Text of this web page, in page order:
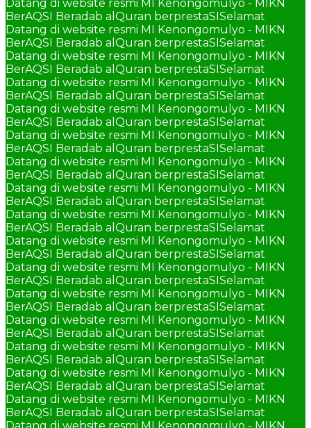
Datang di website resmi MI Kenongomulyo - MIKN
BerAQSI Beradab alQuran berprestaSISelamat
Datang di website resmi MI Kenongomulyo - MIKN
BerAQSI Beradab alQuran berprestaSISelamat
Datang di website resmi MI Kenongomulyo - MIKN
BerAQSI Beradab alQuran berprestaSISelamat
Datang di website resmi MI Kenongomulyo - MIKN
BerAQSI Beradab alQuran berprestaSISelamat
Datang di website resmi MI Kenongomulyo - MIKN
BerAQSI Beradab alQuran berprestaSISelamat
Datang di website resmi MI Kenongomulyo - MIKN
BerAQSI Beradab alQuran berprestaSISelamat
Datang di website resmi MI Kenongomulyo - MIKN
BerAQSI Beradab alQuran berprestaSISelamat
Datang di website resmi MI Kenongomulyo - MIKN
BerAQSI Beradab alQuran berprestaSISelamat
Datang di website resmi MI Kenongomulyo - MIKN
BerAQSI Beradab alQuran berprestaSISelamat
Datang di website resmi MI Kenongomulyo - MIKN
BerAQSI Beradab alQuran berprestaSISelamat
Datang di website resmi MI Kenongomulyo - MIKN
BerAQSI Beradab alQuran berprestaSISelamat
Datang di website resmi MI Kenongomulyo - MIKN
BerAQSI Beradab alQuran berprestaSISelamat
Datang di website resmi MI Kenongomulyo - MIKN
BerAQSI Beradab alQuran berprestaSISelamat
Datang di website resmi MI Kenongomulyo - MIKN
BerAQSI Beradab alQuran berprestaSISelamat
Datang di website resmi MI Kenongomulyo - MIKN
BerAQSI Beradab alQuran berprestaSISelamat
Datang di website resmi MI Kenongomulyo - MIKN
BerAQSI Beradab alQuran berprestaSISelamat